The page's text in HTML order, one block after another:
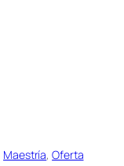
Maestría, Oferta